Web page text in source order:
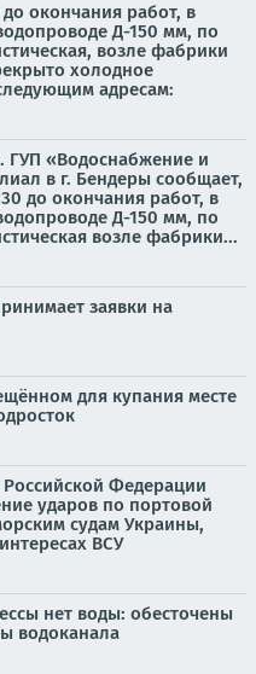
окончания работ, в
Д-150 мм, по
возле фабрики
холодное
адресам:
ГУП «Водоснабжение и
в г. Бендеры сообщает,
до окончания работ, в
Д-150 мм, по
возле фабрики...
заявки на
для купания месте
Федерации
ударов по портовой
судам Украины,
ВСУ
нет воды: обесточены
водоканала